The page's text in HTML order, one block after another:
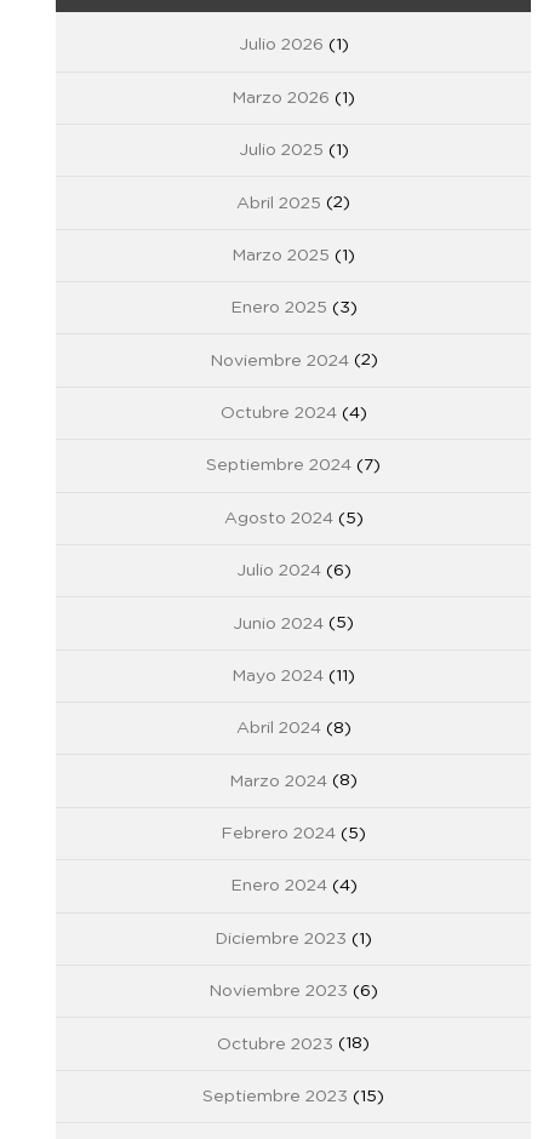
Julio 2026 (1)
Marzo 2026 (1)
Julio 2025 (1)
Abril 2025 (2)
Marzo 2025 (1)
Enero 2025 (3)
Noviembre 2024(2)
Octubre 2024(4)
Septiembre 2024 (7)
Agosto 2024(5)
Julio 2024(6)
Junio 2024 (5)
Mayo 2024 (11)
Abril 2024(8)
Marzo 2024 (8)
Febrero 2024 (5)
Enero 2024(4)
Diciembre 2023 (1)
Noviembre 2023 (6)
Octubre 2023 (18)
Septiembre 2023 (15)